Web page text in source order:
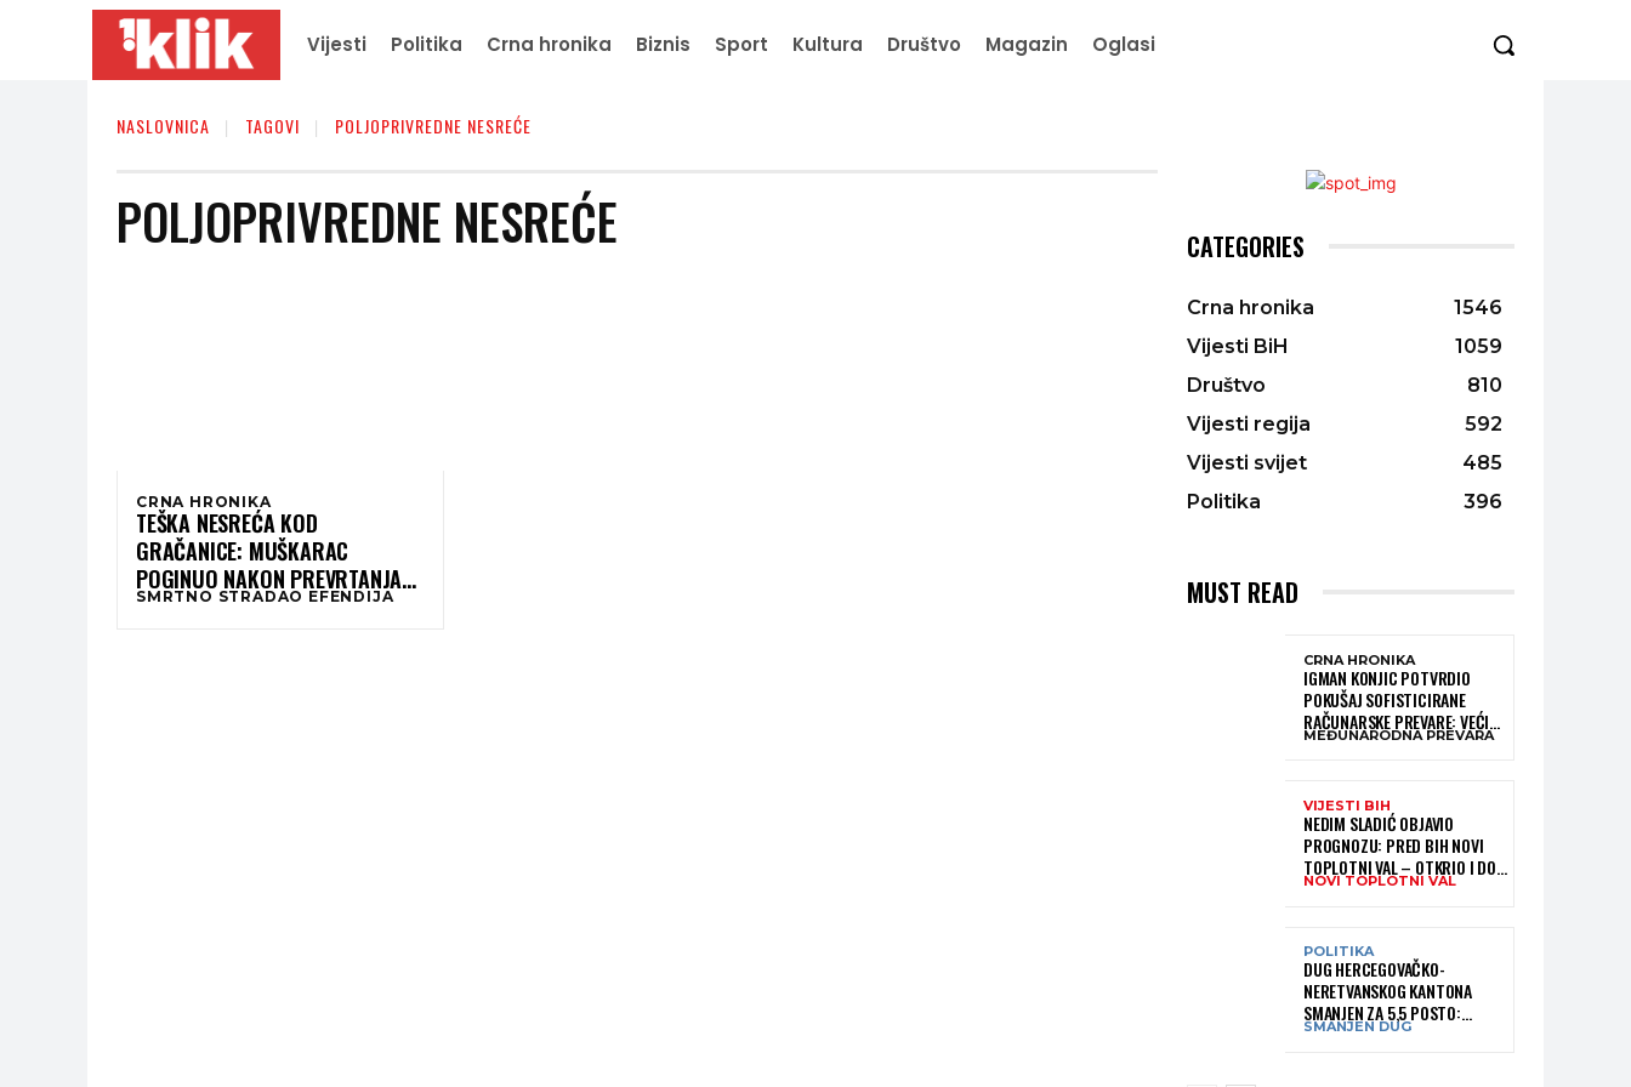
Vijesti Politika Crna hronika Biznis Sport Kultura Društvo Magazin Oglasi
NASLOVNICA TAGOVI POLJOPRIVREDNE NESREĆE
POLJOPRIVREDNE NESREĆE
CRNA HRONIKA
TEŠKA NESREĆA KOD
GRAČANICE: MUŠKARAC
POGINUO NAKON PREVRTANJA
TRAKTORA
SMRTNO STRADAO EFENDIJA
CATEGORIES
Crna hronika
1546
Vijesti BiH
1059
Društvo
810
Vijesti regija
592
Vijesti svijet
485
Politika
396
MUST READ
CRNA HRONIKA
IGMAN KONJIC POTVRDIO
POKUŠAJ SOFISTICIRANE
RAČUNARSKE PREVARE: VEĆI
DIO NOVCA BLOKIRAN,
MEĐUNARODNA PREVARA
VIJESTI BIH
NEDIM SLADIĆ OBJAVIO
PROGNOZU: PRED BIH NOVI
TOPLOTNI VAL – OTKRIO I DO
KADA BI MOGAO TRAJATI
NOVI TOPLOTNI VAL
POLITIKA
DUG HERCEGOVAČKO-
NERETVANSKOG KANTONA
SMANJEN ZA 5,5 POSTO:
OBJAVLJENI NAJNOVIJI PODACI
SMANJEN DUG